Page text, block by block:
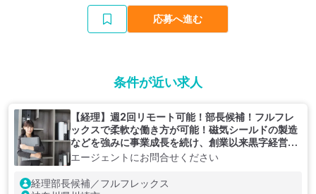
応募へ進む
条件が近い求人
【経理】週2回リモート可能！部長候補！フルフレ
ックスで柔軟な働き方が可能！磁気シールドの製造
などを強みに事業成長を続け、創業以来黒字経営の
メーカー企業
エージェントにお問合せください
経理部長候補／フルフレックス